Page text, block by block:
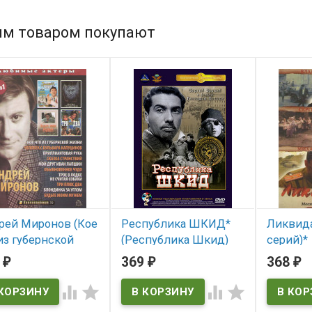
товаром покупают
Миронов (Кое
губернской
/ Человек с
рука /
странствий /
₽
 
Республика ШКИД*
(Республика Шкид)
В наличии
Республика Шкид
369₽
 
серий)*
В
368 ₽